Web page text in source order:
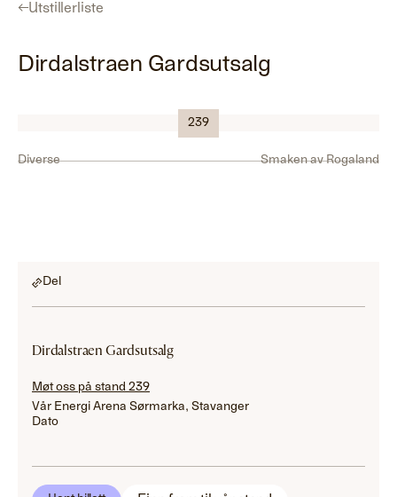
←Utstillerliste
Dirdalstraen Gardsutsalg
239
Logo
Diverse Smaken av Rogaland
Del
Dirdalstraen Gardsutsalg
Møt oss på stand 239
Vår Energi Arena Sørmarka, Stavanger
Dato